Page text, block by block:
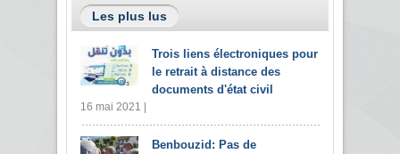
Les plus lus
Trois liens électroniques pour
le retrait à distance des
documents d'état civil
16 mai 2021 |
Benbouzid: Pas de